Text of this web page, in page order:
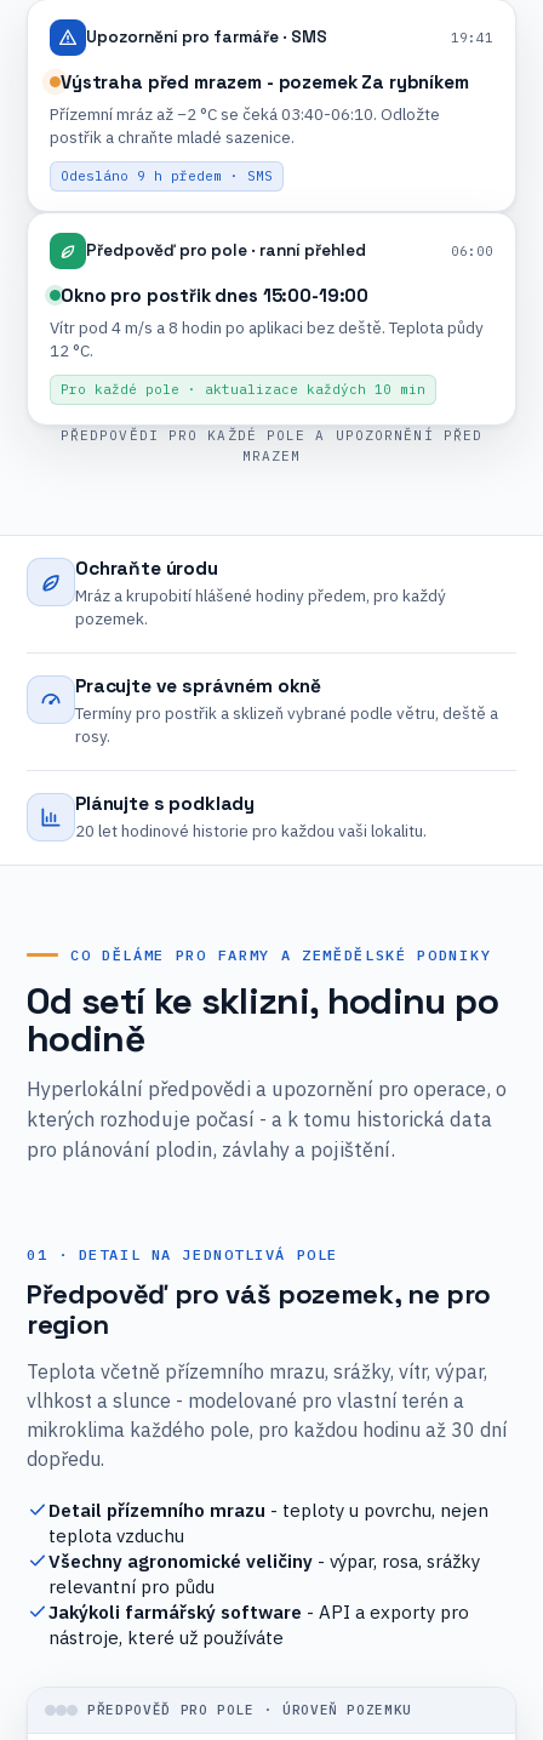
Upozornění pro farmáře · SMS 19:41
Výstraha před mrazem - pozemek Za rybníkem
Přízemní mráz až −2 °C se čeká 03:40-06:10. Odložte
postřik a chraňte mladé sazenice.
Odesláno 9 h předem · SMS
Předpověď pro pole · ranní přehled 06:00
Okno pro postřik dnes 15:00-19:00
Vítr pod 4 m/s a 8 hodin po aplikaci bez deště. Teplota půdy
12 °C.
Pro každé pole · aktualizace každých 10 min
PŘEDPOVĚDI PRO KAŽDÉ POLE A UPOZORNĚNÍ PŘED
MRAZEM
Ochraňte úrodu
Mráz a krupobití hlášené hodiny předem, pro každý
pozemek.
Pracujte ve správném okně
Termíny pro postřik a sklizeň vybrané podle větru, deště a
rosy.
Plánujte s podklady
20 let hodinové historie pro každou vaši lokalitu.
CO DĚLÁME PRO FARMY A ZEMĚDĚLSKÉ PODNIKY
Od setí ke sklizni, hodinu po
hodině
Hyperlokální předpovědi a upozornění pro operace, o
kterých rozhoduje počasí - a k tomu historická data
pro plánování plodin, závlahy a pojištění.
01 · DETAIL NA JEDNOTLIVÁ POLE
Předpověď pro váš pozemek, ne pro
region
Teplota včetně přízemního mrazu, srážky, vítr, výpar,
vlhkost a slunce - modelované pro vlastní terén a
mikroklima každého pole, pro každou hodinu až 30 dní
dopředu.
Detail přízemního mrazu - teploty u povrchu, nejen
teplota vzduchu
Všechny agronomické veličiny - výpar, rosa, srážky
relevantní pro půdu
Jakýkoli farmářský software - API a exporty pro
nástroje, které už používáte
PŘEDPOVĚĎ PRO POLE · ÚROVEŇ POZEMKU